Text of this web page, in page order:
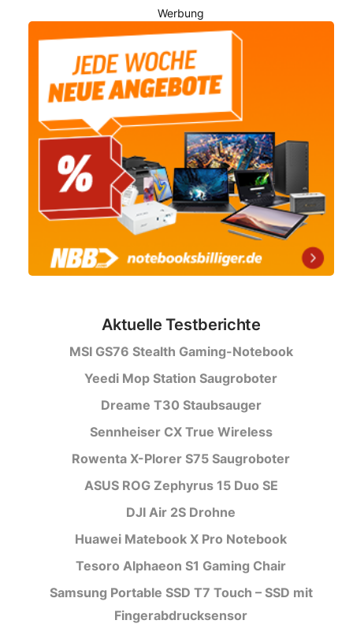
Werbung
Aktuelle Testberichte
MSI GS76 Stealth Gaming-Notebook
Yeedi Mop Station Saugroboter
Dreame T30 Staubsauger
Sennheiser CX True Wireless
Rowenta X-Plorer S75 Saugroboter
ASUS ROG Zephyrus 15 Duo SE
DJI Air 2S Drohne
Huawei Matebook X Pro Notebook
Tesoro Alphaeon S1 Gaming Chair
Samsung Portable SSD T7 Touch – SSD mit
Fingerabdrucksensor